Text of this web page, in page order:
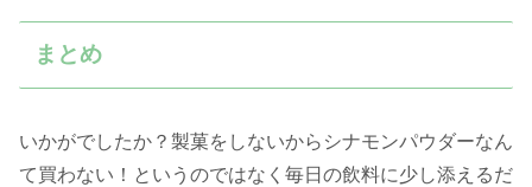
まとめ
いかがでしたか？製菓をしないからシナモンパウダーなん
て買わない！というのではなく毎日の飲料に少し添えるだ